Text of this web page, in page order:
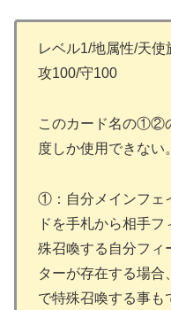
レベル1/地属性/天
攻100/守100
このカード名の①②
度しか使用できない。
①：自分メインフェ
ドを手札から相手
殊召喚する自分フィ
ターが存在する場
で特殊召喚する事も